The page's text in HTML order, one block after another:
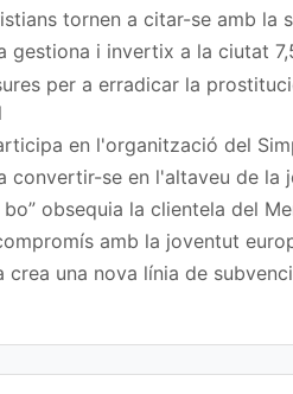
tornen a citar-se amb
gestiona i invertix a la ciutat
per a erradicar la
en l'organització del
convertir-se en l'altaveu de
bo” obsequia la clientela del
amb la joventut
crea una nova línia de